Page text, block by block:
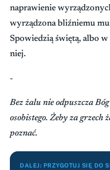
naprawienie
wyrządzona bliźniemu
Spowiedzią świętą, albo
niej.
-
Bez żalu nie odpuszcza
osobistego. Żeby za grzech
poznać.
DALEJ: PRZYGOTUJ SIĘ DO